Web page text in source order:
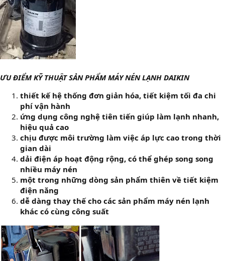
ƯU ĐIỂM KỸ THUẬT SẢN PHẨM MÁY NÉN LẠNH DAIKIN
thiết kế hệ thống đơn giản hóa, tiết kiệm tối đa chi
phí vận hành
ứng dụng công nghệ tiên tiến giúp làm lạnh nhanh,
hiệu quả cao
chịu được môi trường làm việc áp lực cao trong thời
gian dài
dải điện áp hoạt động rộng, có thể ghép song song
nhiều máy nén
một trong những dòng sản phẩm thiên về tiết kiệm
điện năng
dễ dàng thay thế cho các sản phẩm máy nén lạnh
khác có cùng công suất